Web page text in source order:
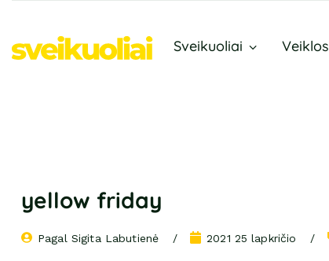
Sveikuoliai Veiklos
yellow friday
Pagal Sigita Labutienė 2021 25 lapkričio